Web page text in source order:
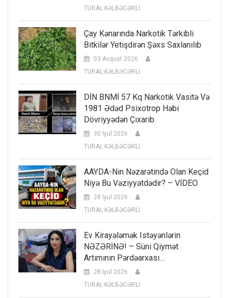
TURAL KƏLBƏCƏRLİ
Çay Kənarında Narkotik Tərkibli
Bitkilər Yetişdirən Şəxs Saxlanılıb
03 Avqust 2026
TURAL KƏLBƏCƏRLİ
DİN BNMİ 57 Kq Narkotik Vasitə Və
1981 Ədəd Psixotrop Həbi
Dövriyyədən Çıxarıb
30 İyul 2026
TURAL KƏLBƏCƏRLİ
AAYDA-Nın Nəzarətində Olan Keçid
Niyə Bu Vəziyyətdədir? – VİDEO
28 İyul 2026
TURAL KƏLBƏCƏRLİ
Ev Kirayələmək Istəyənlərin
NƏZƏRİNƏ! – Süni Qiymət
Artımının Pərdəarxası…
28 İyul 2026
TURAL KƏLBƏCƏRLİ